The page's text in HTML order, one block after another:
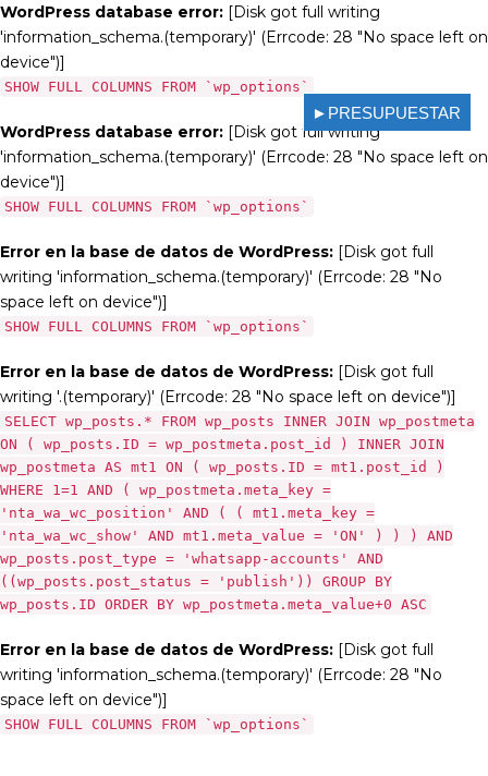
WordPress database error: [Disk got full writing
'information_schema.(temporary)' (Errcode: 28 "No space left on
device")]
SHOW FULL COLUMNS FROM `wp_options`
WordPress database error: [Disk got full writing
'information_schema.(temporary)' (Errcode: 28 "No space left on
device")]
SHOW FULL COLUMNS FROM `wp_options`
Error en la base de datos de WordPress: [Disk got full
writing 'information_schema.(temporary)' (Errcode: 28 "No
space left on device")]
SHOW FULL COLUMNS FROM `wp_options`
Error en la base de datos de WordPress: [Disk got full
writing '.(temporary)' (Errcode: 28 "No space left on device")]
SELECT wp_posts.* FROM wp_posts INNER JOIN wp_postmeta
ON ( wp_posts.ID = wp_postmeta.post_id ) INNER JOIN
wp_postmeta AS mt1 ON ( wp_posts.ID = mt1.post_id )
WHERE 1=1 AND ( wp_postmeta.meta_key =
'nta_wa_wc_position' AND ( ( mt1.meta_key =
'nta_wa_wc_show' AND mt1.meta_value = 'ON' ) ) ) AND
wp_posts.post_type = 'whatsapp-accounts' AND
((wp_posts.post_status = 'publish')) GROUP BY
wp_posts.ID ORDER BY wp_postmeta.meta_value+0 ASC
Error en la base de datos de WordPress: [Disk got full
writing 'information_schema.(temporary)' (Errcode: 28 "No
space left on device")]
SHOW FULL COLUMNS FROM `wp_options`
►PRESUPUESTAR